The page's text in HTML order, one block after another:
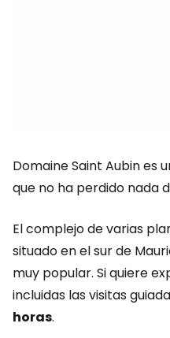
Domaine Saint Aubin es
que no ha perdido nada
El complejo de varias
situado en el sur de
muy popular. Si quiere
incluidas las visitas
horas.